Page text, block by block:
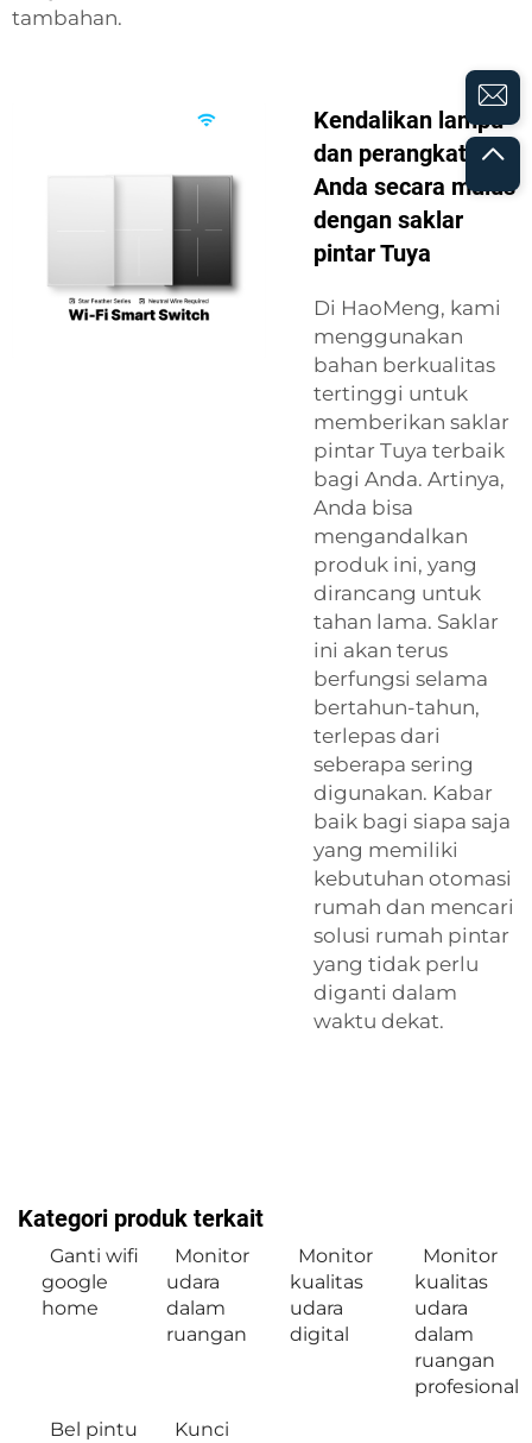
tambahan.
Kendalikan lampu
dan perangkat
Anda secara mulus
dengan saklar
pintar Tuya
Di HaoMeng, kami
menggunakan
bahan berkualitas
tertinggi untuk
memberikan saklar
pintar Tuya terbaik
bagi Anda. Artinya,
Anda bisa
mengandalkan
produk ini, yang
dirancang untuk
tahan lama. Saklar
ini akan terus
berfungsi selama
bertahun-tahun,
terlepas dari
seberapa sering
digunakan. Kabar
baik bagi siapa saja
yang memiliki
kebutuhan otomasi
rumah dan mencari
solusi rumah pintar
yang tidak perlu
diganti dalam
waktu dekat.
Kategori produk terkait
Ganti wifi
google
home
Monitor
udara
dalam
ruangan
Monitor
kualitas
udara
digital
Monitor
kualitas
udara
dalam
ruangan
profesional
Bel pintu
Kunci